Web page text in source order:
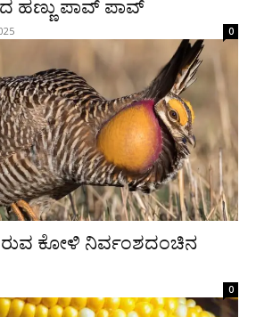
ಹಣ್ಣು ಪಾವ್ ಪಾವ್
0
ಕೋಳಿ ನಿರ್ವಂಶದಂಚಿನ
0